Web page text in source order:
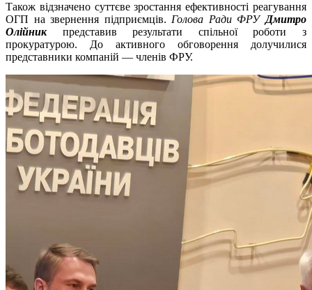
Також відзначено суттєве зростання ефективності реагування
ОГП на звернення підприємців. Голова Ради ФРУ Дмитро
Олійникпредставив результати спільної роботи з
прокуратурою. До активного обговорення долучилися
представники компаній — членів ФРУ.